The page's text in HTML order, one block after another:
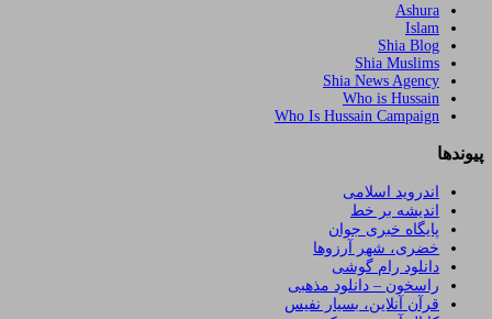
Ashura
Islam
Shia Blog
Shia Muslims
Shia News Agency
Who is Hussain
Who Is Hussain Campaign
پیوندها
اندروید اسلامی
اندیشه بر خط
پایگاه خبری جوان
خضری، شهر آرزوها
دانلود رام گوشی
راسخون – دانلود مذهبی
قرآن آنلاین، بسیار نفیس